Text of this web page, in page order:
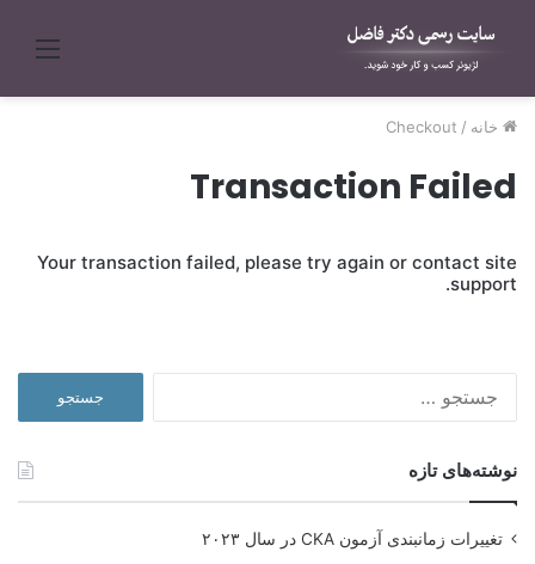
منو
خانه /
Checkout
Transaction Failed
Your transaction failed, please try again or contact site
support.
نوشته‌های تازه
تغییرات زمانبندی آزمون CKA در سال ۲۰۲۳